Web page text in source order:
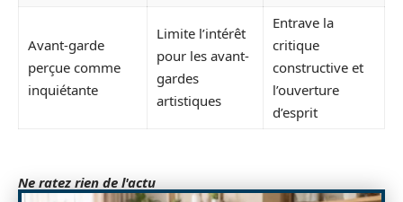
Avant-garde
perçue comme
inquiétante
Limite l’intérêt
pour les avant-
gardes
artistiques
Entrave la
critique
constructive et
l’ouverture
d’esprit
Ne ratez rien de l'actu